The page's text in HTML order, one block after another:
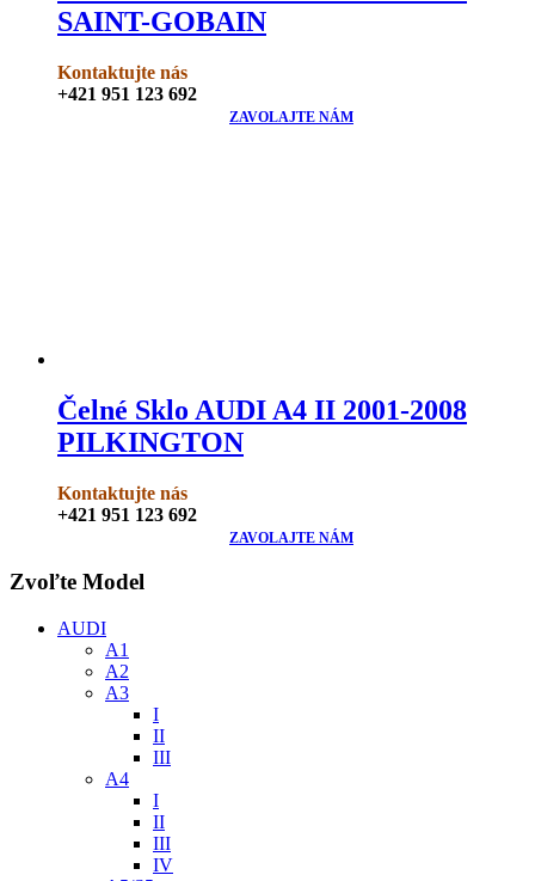
SAINT-GOBAIN
Kontaktujte nás
+421 951 123 692
ZAVOLAJTE NÁM
Čelné Sklo AUDI A4 II 2001-2008
PILKINGTON
Kontaktujte nás
+421 951 123 692
ZAVOLAJTE NÁM
Zvoľte Model
AUDI
A1
A2
A3
I
II
III
A4
I
II
III
IV